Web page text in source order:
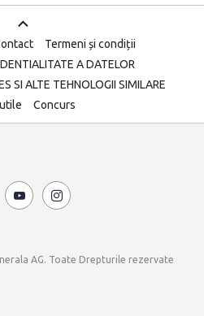
Termeni și condiții
A DATELOR
SI ALTE TEHNOLOGII SIMILARE
Concurs
AG. Toate Drepturile rezervate